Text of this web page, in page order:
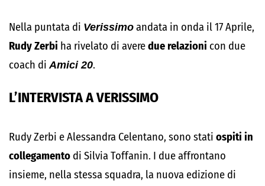
Nella puntata di Verissimoandata in onda il 17 Aprile,
Rudy Zerbi ha rivelato di averedue relazioni con due
coach diAmici 20.
L’INTERVISTA A VERISSIMO
Rudy Zerbi e Alessandra Celentano, sono stati ospiti in
collegamento di Silvia Toffanin. I due affrontano
insieme, nella stessa squadra, la nuova edizione di